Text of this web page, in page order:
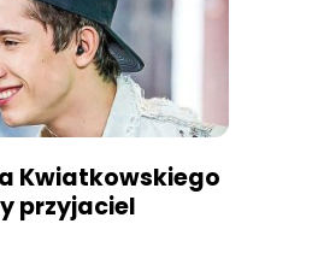
Kwiatkowskiego
przyjaciel